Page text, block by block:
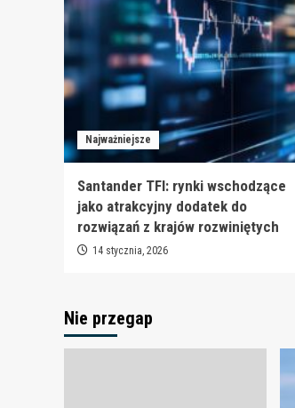
Najważniejsze
Santander TFI: rynki wschodzące
jako atrakcyjny dodatek do
rozwiązań z krajów rozwiniętych
14 stycznia, 2026
Nie przegap